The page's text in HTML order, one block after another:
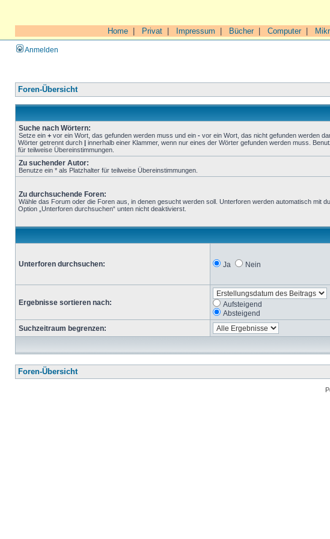
Home Privat Impressum Bücher| Computer|
Anmelden
Foren-Übersicht
Suche nach Wörtern:
Setze ein + vor ein Wort, das gefunden werden muss und ein - vor ein Wort, das nicht gefunden werden
Wörter getrennt durch | innerhalb einer Klammer, wenn nur eines der Wörter gefunden werden muss.
für teilweise Übereinstimmungen.
Zu suchender Autor:
Benutze ein * als Platzhalter für teilweise Übereinstimmungen.
Zu durchsuchende Foren:
Wähle das Forum oder die Foren aus, in denen gesucht werden soll. Unterforen werden automatisch mit
Option „Unterforen durchsuchen“ unten nicht deaktivierst.
Unterforen durchsuchen: Ja Nein
Ergebnisse sortieren nach:
Aufsteigend
Absteigend
Suchzeitraum begrenzen:
Foren-Übersicht